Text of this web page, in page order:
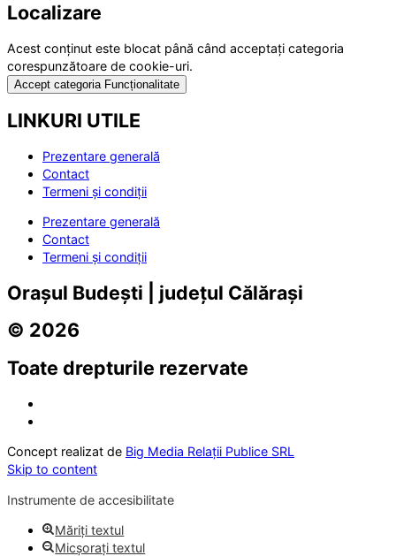
Localizare
Acest conținut este blocat până când acceptați categoria
corespunzătoare de cookie-uri.
Accept categoria Funcționalitate
LINKURI UTILE
Prezentare generală
Contact
Termeni și condiții
Prezentare generală
Contact
Termeni și condiții
Orașul Budești | județul Călărași
© 2026
Toate drepturile rezervate
Concept realizat de Big Media Relații Publice SRL
Skip to content
Instrumente de accesibilitate
Măriți textul
Micșorați textul